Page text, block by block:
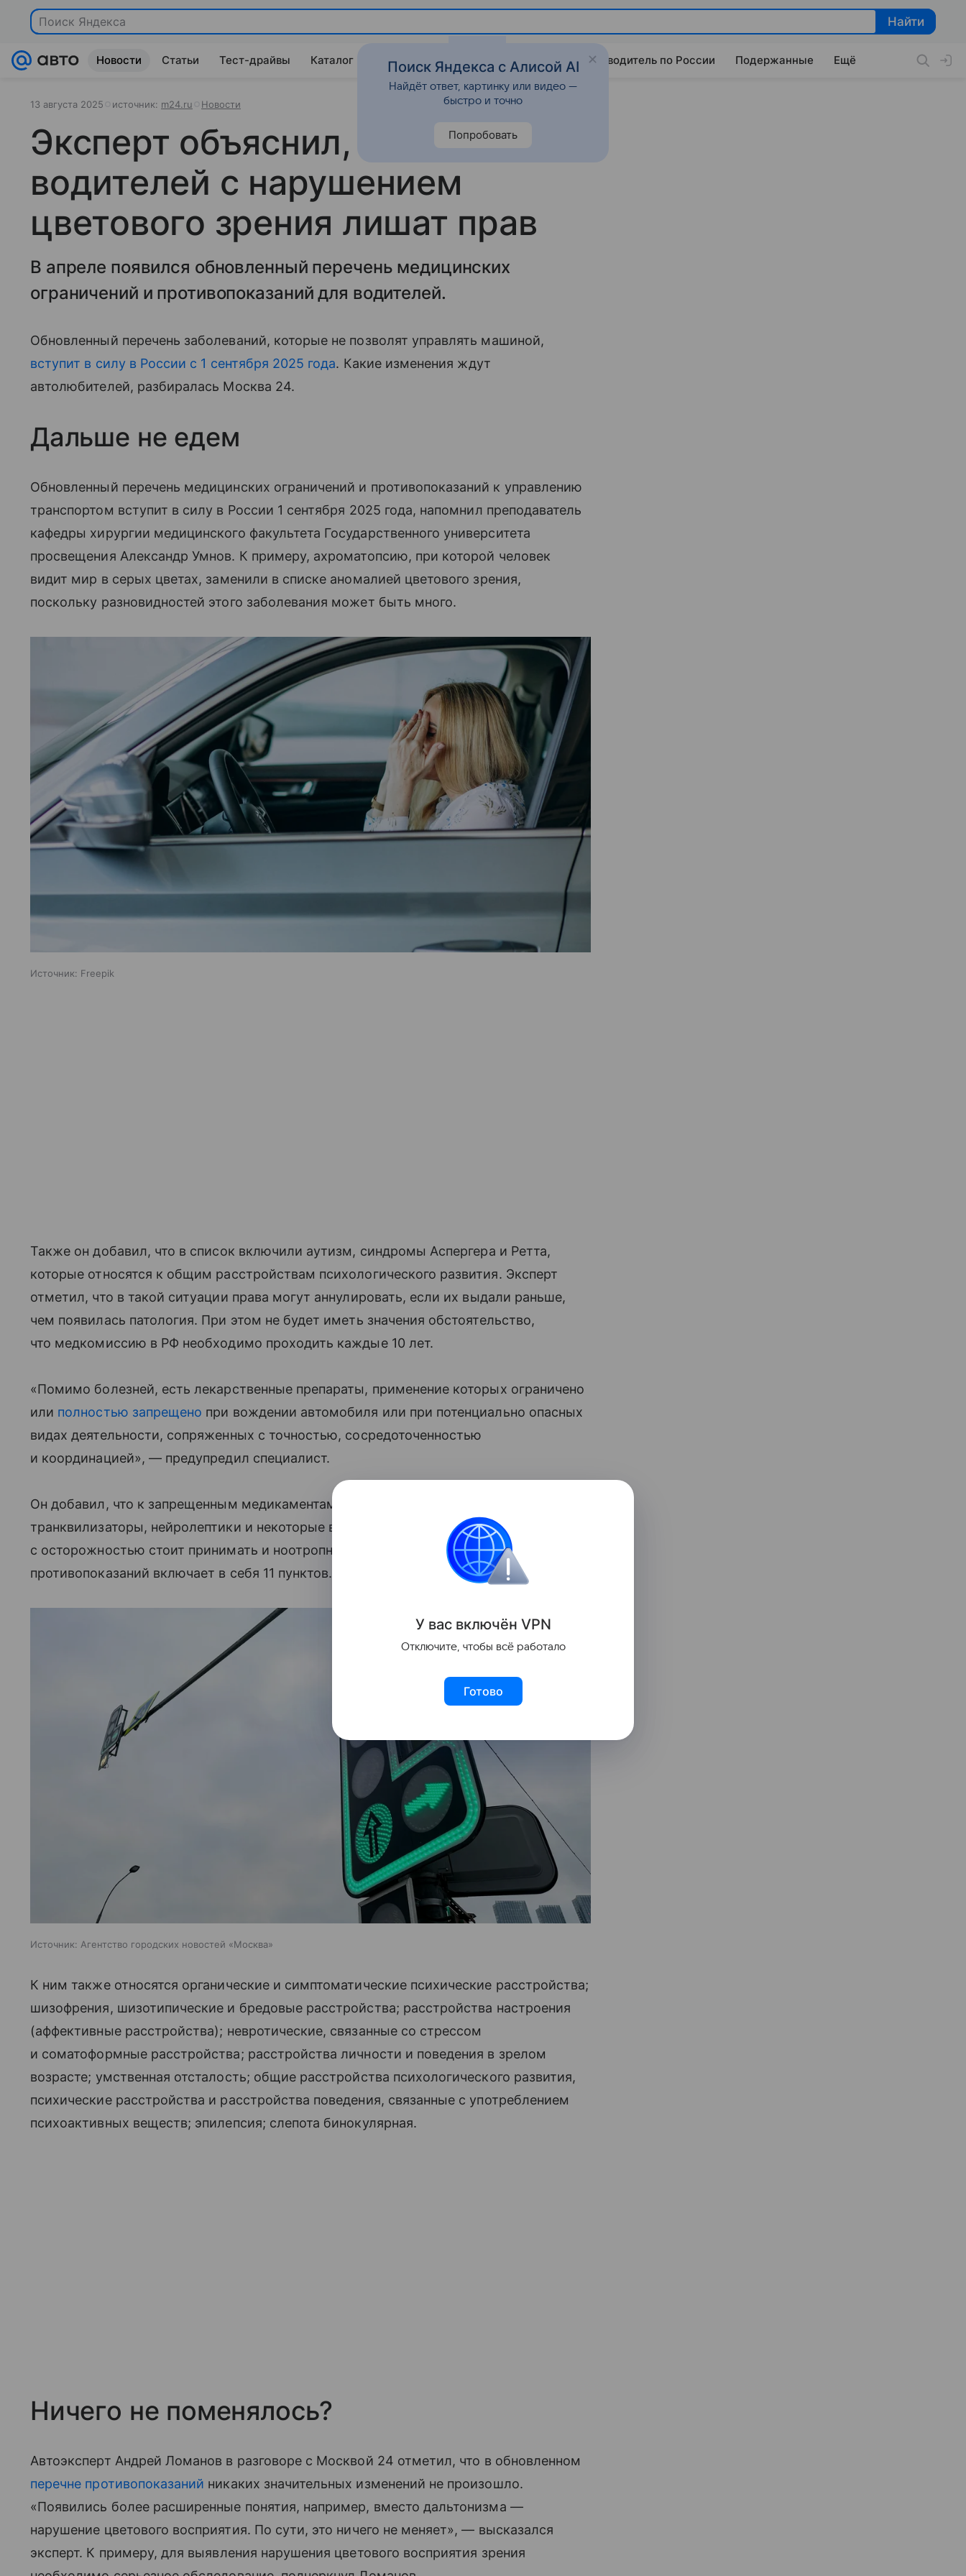
Найти
Найти
Новости Статьи Тест-драйвы Каталог Китайские авто Штрафы и ПДД Путеводитель по России Подержанные Ещё
13 августа 2025 источник: m24.ru Новости
Эксперт объяснил, как
водителей с нарушением
цветового зрения лишат прав
В апреле появился обновленный перечень медицинских
ограничений и противопоказаний для водителей.
Обновленный перечень заболеваний, которые не позволят управлять машиной,
вступит в силу в России с 1 сентября 2025 года. Какие изменения ждут
автолюбителей, разбиралась Москва 24.
Дальше не едем
Обновленный перечень медицинских ограничений и противопоказаний к управлению
транспортом вступит в силу в России 1 сентября 2025 года, напомнил преподаватель
кафедры хирургии медицинского факультета Государственного университета
просвещения Александр Умнов. К примеру, ахроматопсию, при которой человек
видит мир в серых цветах, заменили в списке аномалией цветового зрения,
поскольку разновидностей этого заболевания может быть много.
Источник: Freepik
Также он добавил, что в список включили аутизм, синдромы Аспергера и Ретта,
которые относятся к общим расстройствам психологического развития. Эксперт
отметил, что в такой ситуации права могут аннулировать, если их выдали раньше,
чем появилась патология. При этом не будет иметь значения обстоятельство,
что медкомиссию в РФ необходимо проходить каждые 10 лет.
«Помимо болезней, есть лекарственные препараты, применение которых ограничено
или полностью запрещено при вождении автомобиля или при потенциально опасных
видах деятельности, сопряженных с точностью, сосредоточенностью
и координацией», — предупредил специалист.
Он добавил, что к запрещенным медикаментам также отнесли снотворные,
транквилизаторы, нейролептики и некоторые виды антидепрессантов. При этом
с осторожностью стоит принимать и ноотропные препараты. Всего же перечень
противопоказаний включает в себя 11 пунктов.
Источник: Агентство городских новостей «Москва»
К ним также относятся органические и симптоматические психические расстройства;
шизофрения, шизотипические и бредовые расстройства; расстройства настроения
(аффективные расстройства); невротические, связанные со стрессом
и соматоформные расстройства; расстройства личности и поведения в зрелом
возрасте; умственная отсталость; общие расстройства психологического развития,
психические расстройства и расстройства поведения, связанные с употреблением
психоактивных веществ; эпилепсия; слепота бинокулярная.
Ничего не поменялось?
Автоэксперт Андрей Ломанов в разговоре с Москвой 24 отметил, что в обновленном
перечне противопоказаний никаких значительных изменений не произошло.
«Появились более расширенные понятия, например, вместо дальтонизма —
нарушение цветового восприятия. По сути, это ничего не меняет», — высказался
эксперт. К примеру, для выявления нарушения цветового восприятия зрения
У вас включён VPN
Отключите, чтобы всё работало
Готово
Поиск Яндекса с Алисой AI
Найдёт ответ, картинку или видео —
быстро и точно
Попробовать